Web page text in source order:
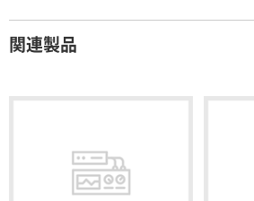
1ヶ月
3ヶ月
関連製品